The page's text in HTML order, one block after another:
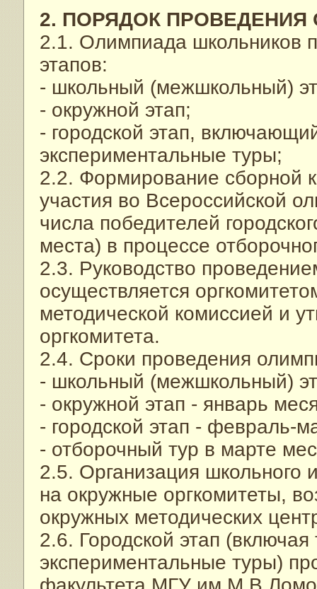
2. ПОРЯДОК
2.1. Олимпиада школьников
этапов:
- школьный (межшкольный)
- окружной этап;
- городской этап,
экспериментальные туры;
2.2. Формирование сборной
участия во Всероссийской
числа победителей
места) в процессе
2.3. Руководство
осуществляется
методической комиссией и
оргкомитета.
2.4. Сроки проведения
- школьный (межшкольный)
- окружной этап - январь
- городской этап - февраль-
- отборочный тур в марте
2.5. Организация школьного
на окружные оргкомитеты,
окружных методических
2.6. Городской этап (включая
экспериментальные туры)